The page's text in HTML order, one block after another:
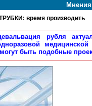
время производить
рубля
быть подобные